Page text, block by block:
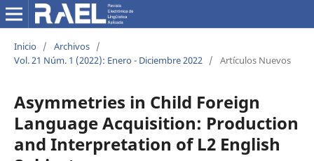
Inicio / Archivos /
Vol. 21 Núm. 1 (2022): Enero - Diciembre 2022 / Artículos Nuevos
Asymmetries in Child Foreign
Language Acquisition: Production
and Interpretation of L2 English